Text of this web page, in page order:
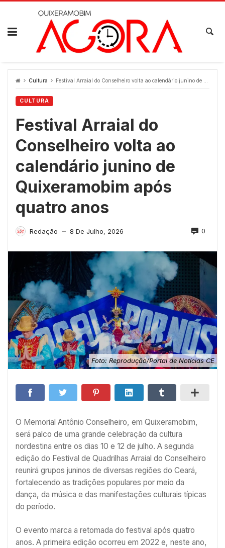
Skip
Cultura Festival Arraial do Conselheiro volta ao calendário junino de Quixeramobim após quatro anos
CULTURA
Festival Arraial do
Conselheiro volta ao
calendário junino de
Quixeramobim após
quatro anos
Redação — 8 De Julho, 2026 0
Foto: Reprodução/Portal de Notícias CE
O Memorial Antônio Conselheiro, em Quixeramobim,
será palco de uma grande celebração da cultura
nordestina entre os dias 10 e 12 de julho. A segunda
edição do Festival de Quadrilhas Arraial do Conselheiro
reunirá grupos juninos de diversas regiões do Ceará,
fortalecendo as tradições populares por meio da
dança, da música e das manifestações culturais típicas
do período.
O evento marca a retomada do festival após quatro
anos. A primeira edição ocorreu em 2022 e, neste ano,